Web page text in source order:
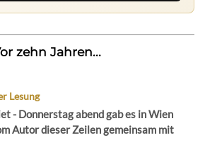
zehn Jahren...
Lesung
- Donnerstag abend gab es in Wien
Autor dieser Zeilen gemeinsam mit